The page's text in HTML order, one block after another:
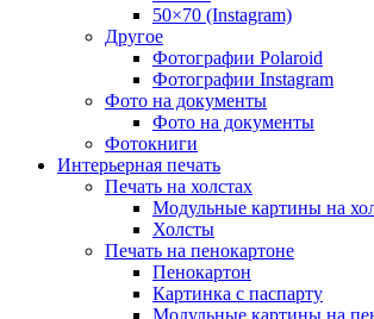
50×70 (Instagram)
Другое
Фотографии Polaroid
Фотографии Instagram
Фото на документы
Фото на документы
Фотокниги
Интерьерная печать
Печать на холстах
Модульные картины на
Холсты
Печать на пенокартоне
Пенокартон
Картинка с паспарту
Модульные картины на